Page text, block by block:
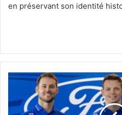
en préservant son identité
Pour
retour
en